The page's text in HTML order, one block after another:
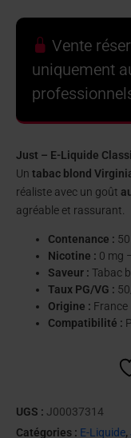
Vente
uniquement
Just – E-Liquide
Un tabac blond
réaliste avec un goût
agréable et rassurant.
Contenance : 50
Nicotine : 0 mg
Saveur : Tabac
Taux PG/VG :
Origine : France
Compatibilité :
UGS : J00037314
Catégories : E-Liquide,